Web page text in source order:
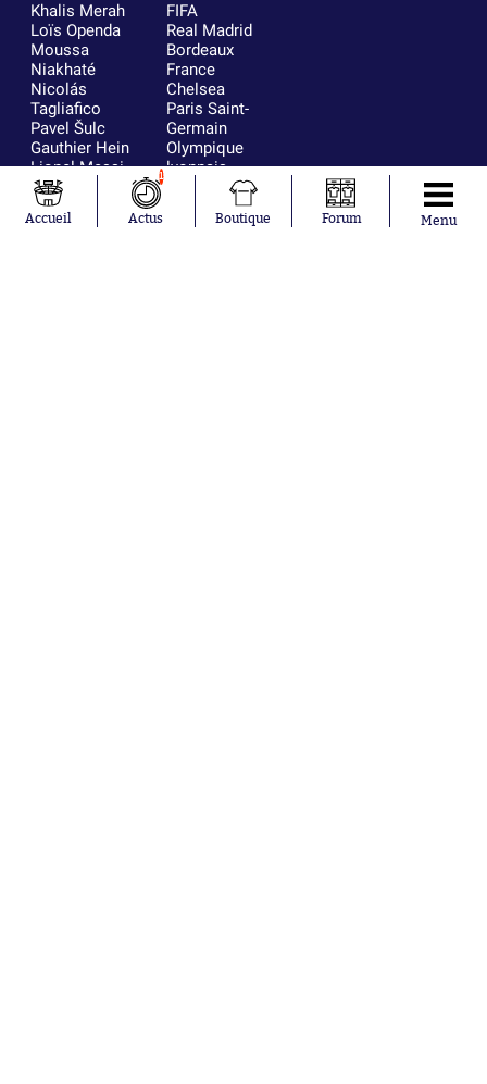
Khalis Merah
Loïs Openda
Moussa
Niakhaté
Nicolás
Tagliafico
Pavel Šulc
Gauthier Hein
Lionel Messi
Gonzalo
García Torres
Gio Reyna
FIFA
Real Madrid
Bordeaux
France
Chelsea
Paris Saint-
Germain
Olympique
lyonnais
AC Milan
RC Strasbourg
RC Lens
Accueil
1
Actus Boutique Forum Menu